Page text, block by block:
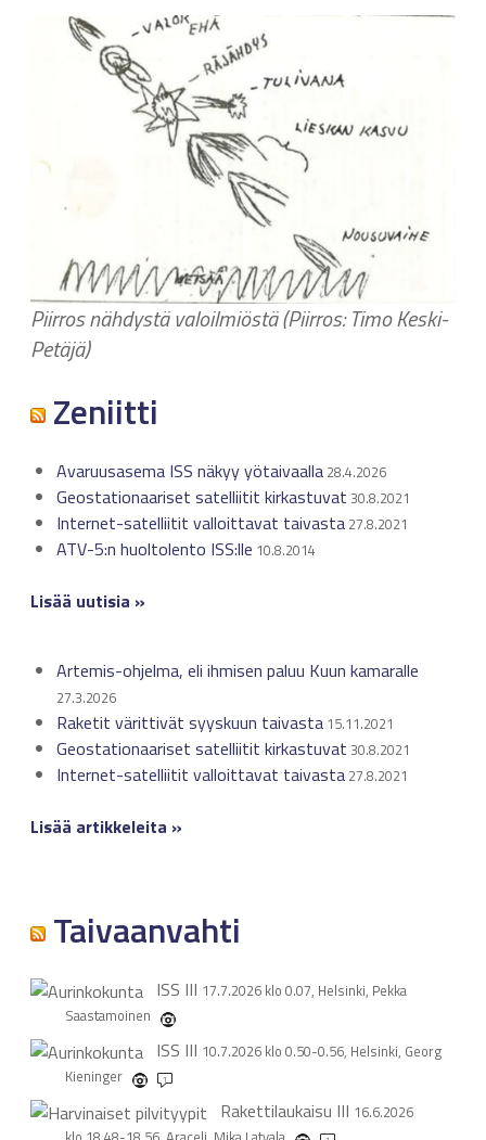
Piirros nähdystä valoilmiöstä (Piirros: Timo Keski-
Petäjä)
Zeniitti
Avaruusasema ISS näkyy yötaivaalla 28.4.2026
Geostationaariset satelliitit kirkastuvat 30.8.2021
Internet-satelliitit valloittavat taivasta 27.8.2021
ATV-5:n huoltolento ISS:lle 10.8.2014
Lisää uutisia »
Artemis-ohjelma, eli ihmisen paluu Kuun kamaralle
27.3.2026
Raketit värittivät syyskuun taivasta 15.11.2021
Geostationaariset satelliitit kirkastuvat 30.8.2021
Internet-satelliitit valloittavat taivasta 27.8.2021
Lisää artikkeleita »
Taivaanvahti
ISS III 17.7.2026 klo 0.07, Helsinki, Pekka
Saastamoinen
ISS III 10.7.2026 klo 0.50-0.56, Helsinki, Georg
Kieninger 1
Rakettilaukaisu III 16.6.2026